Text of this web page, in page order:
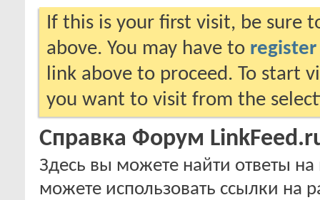
If this is your first visit, be sure
above. You may have to register
link above to proceed. To start
you want to visit from the
Справка Форум
Здесь вы можете найти ответы
можете использовать ссылки на